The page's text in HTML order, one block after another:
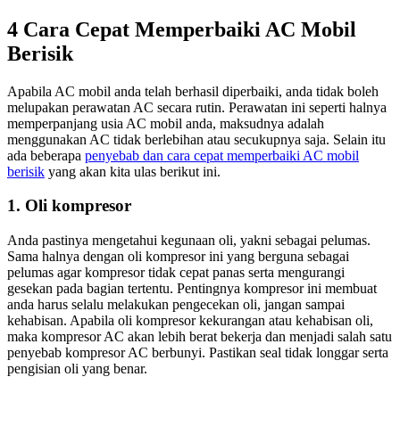
4 Cara Cepat Memperbaiki AC Mobil
Berisik
Apabila AC mobil anda telah berhasil diperbaiki, anda tidak boleh
melupakan perawatan AC secara rutin. Perawatan ini seperti halnya
memperpanjang usia AC mobil anda, maksudnya adalah
menggunakan AC tidak berlebihan atau secukupnya saja. Selain itu
ada beberapa penyebab dan cara cepat memperbaiki AC mobil
berisik yang akan kita ulas berikut ini.
1. Oli kompresor
Anda pastinya mengetahui kegunaan oli, yakni sebagai pelumas.
Sama halnya dengan oli kompresor ini yang berguna sebagai
pelumas agar kompresor tidak cepat panas serta mengurangi
gesekan pada bagian tertentu. Pentingnya kompresor ini membuat
anda harus selalu melakukan pengecekan oli, jangan sampai
kehabisan. Apabila oli kompresor kekurangan atau kehabisan oli,
maka kompresor AC akan lebih berat bekerja dan menjadi salah satu
penyebab kompresor AC berbunyi. Pastikan seal tidak longgar serta
pengisian oli yang benar.